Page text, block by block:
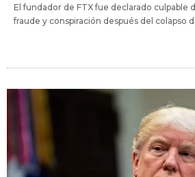
El fundador de FTX fue declarado culpable
fraude y conspiración después del colapso